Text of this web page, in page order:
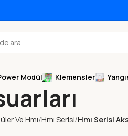
Modül Klemensler
Ve Hmı Hmı Serisi Hmı Serisi